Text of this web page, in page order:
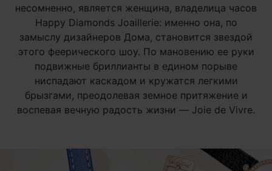
несомненно, является женщина, владелица часов
Happy Diamonds Joaillerie: именно она, по
замыслу дизайнеров Дома, становится звездой
этого феерического шоу. По мановению ее руки
подвижные бриллианты в едином порыве
ниспадают каскадом и кружатся легкими
брызгами, преодолевая земное притяжение и
воспевая вечную радость жизни — Joie de Vivre.